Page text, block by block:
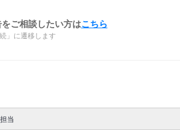
ご相談したい方はこちら
」に遷移します
当